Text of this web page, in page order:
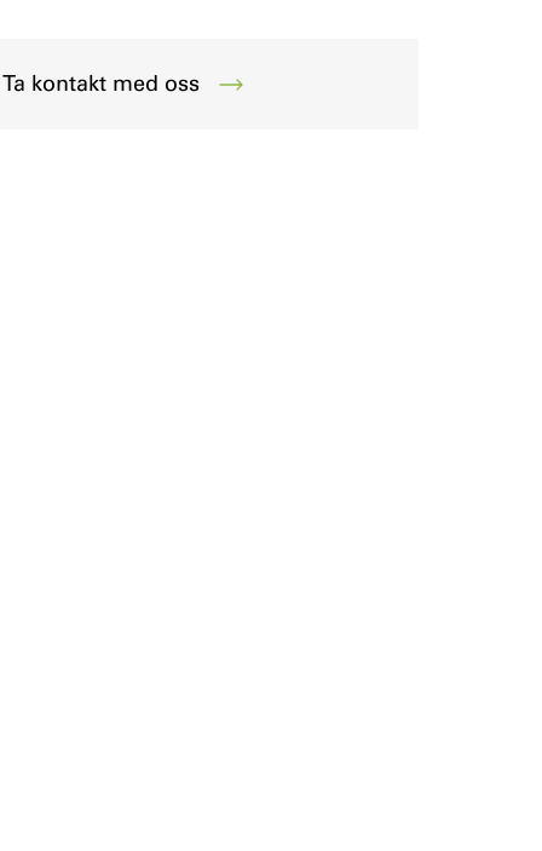
Ta kontakt med oss